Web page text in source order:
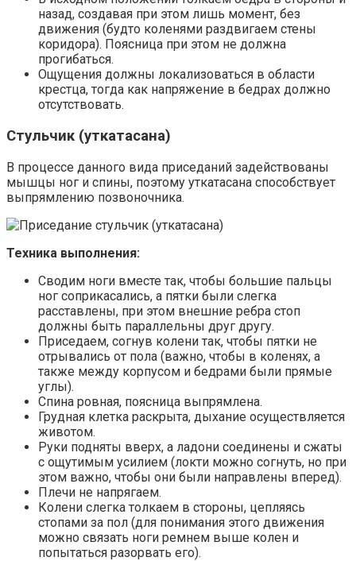
назад, создавая при этом лишь момент, без
движения (будто коленями раздвигаем стены
коридора). Поясница при этом не должна
прогибаться.
Ощущения должны локализоваться в области
крестца, тогда как напряжение в бедрах должно
отсутствовать.
Стульчик (уткатасана)
В процессе данного вида приседаний задействованы
мышцы ног и спины, поэтому уткатасана способствует
выпрямлению позвоночника.
Техника выполнения:
Сводим ноги вместе так, чтобы большие пальцы
ног соприкасались, а пятки были слегка
расставлены, при этом внешние ребра стоп
должны быть параллельны друг другу.
Приседаем, согнув колени так, чтобы пятки не
отрывались от пола (важно, чтобы в коленях, а
также между корпусом и бедрами были прямые
углы).
Спина ровная, поясница выпрямлена.
Грудная клетка раскрыта, дыхание осуществляется
животом.
Руки подняты вверх, а ладони соединены и сжаты
с ощутимым усилием (локти можно согнуть, но при
этом важно, чтобы они были направлены вперед).
Плечи не напрягаем.
Колени слегка толкаем в стороны, цепляясь
стопами за пол (для понимания этого движения
можно связать ноги ремнем выше колен и
попытаться разорвать его).